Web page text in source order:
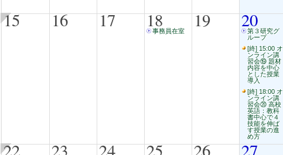
15 16 17 18
事務員在室 19 20
第３研究グ
ループ
[終] 15:00 オ
ンライン講
習会⑲ 題材
内容を中心
とした授業
導入
[終] 18:00 オ
ンライン講
習会⑳ 高校
英語：教科
書中心で４
技能を伸ば
す授業の進
め方
22 23 24 25 26 27